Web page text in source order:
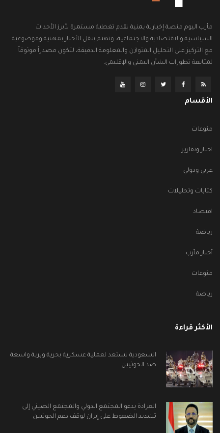
مأرب اليوم منصة إخبارية يمنية تقدم تغطية مستمرة لأبرز الأحداث
السياسية والاقتصادية والاجتماعية، وتهتم بنقل الأخبار بمهنية وموضوعية
مع التركيز على التحليل المتوازن والمعلومة الدقيقة، لتكون مصدراً موثوقاً
لمتابعة تطورات الشأن اليمني والإقليمي.
الأقسام
منوعات
اخبار وتقارير
عربي ودولي
كتابات وتحليلات
اقتصاد
رياضة
أخبار مأرب
منوعات
رياضة
الأكثر قراءة
السعودية تستعد لعملية عسكرية بحرية وبرية واسعة
ضد الحوثيين
العرادة يدعو المجتمع الدولي والمجتمع الصيني إلى
تشديد الضغوط على إيران لوقف دعم الحوثيين